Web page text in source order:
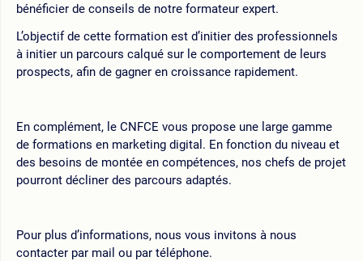
bénéficier de conseils de notre formateur expert.
L’objectif de cette formation est d’initier des professionnels
à initier un parcours calqué sur le comportement de leurs
prospects, afin de gagner en croissance rapidement.
En complément, le CNFCE vous propose une large gamme
de formations en marketing digital. En fonction du niveau et
des besoins de montée en compétences, nos chefs de projet
pourront décliner des parcours adaptés.
Pour plus d’informations, nous vous invitons à nous
contacter par mail ou par téléphone.